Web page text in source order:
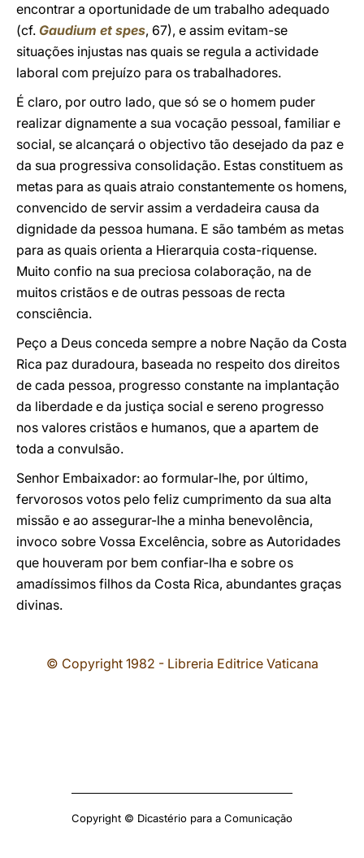
encontrar a oportunidade de um trabalho adequado
(cf. Gaudium et spes, 67), e assim evitam-se
situações injustas nas quais se regula a actividade
laboral com prejuízo para os trabalhadores.
É claro, por outro lado, que só se o homem puder
realizar dignamente a sua vocação pessoal, familiar e
social, se alcançará o objectivo tão desejado da paz e
da sua progressiva consolidação. Estas constituem as
metas para as quais atraio constantemente os homens,
convencido de servir assim a verdadeira causa da
dignidade da pessoa humana. E são também as metas
para as quais orienta a Hierarquia costa-riquense.
Muito confio na sua preciosa colaboração, na de
muitos cristãos e de outras pessoas de recta
consciência.
Peço a Deus conceda sempre a nobre Nação da Costa
Rica paz duradoura, baseada no respeito dos direitos
de cada pessoa, progresso constante na implantação
da liberdade e da justiça social e sereno progresso
nos valores cristãos e humanos, que a apartem de
toda a convulsão.
Senhor Embaixador: ao formular-lhe, por último,
fervorosos votos pelo feliz cumprimento da sua alta
missão e ao assegurar-lhe a minha benevolência,
invoco sobre Vossa Excelência, sobre as Autoridades
que houveram por bem confiar-lha e sobre os
amadíssimos filhos da Costa Rica, abundantes graças
divinas.
© Copyright 1982 - Libreria Editrice Vaticana
Copyright © Dicastério para a Comunicação